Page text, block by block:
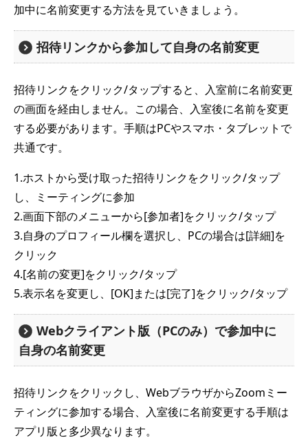
加中に名前変更する方法を見ていきましょう。
招待リンクから参加して自身の名前変更
招待リンクをクリック/タップすると、入室前に名前変更
の画面を経由しません。この場合、入室後に名前を変更
する必要があります。手順はPCやスマホ・タブレットで
共通です。
1.ホストから受け取った招待リンクをクリック/タップ
し、ミーティングに参加
2.画面下部のメニューから[参加者]をクリック/タップ
3.自身のプロフィール欄を選択し、PCの場合は[詳細]を
クリック
4.[名前の変更]をクリック/タップ
5.表示名を変更し、[OK]または[完了]をクリック/タップ
Webクライアント版（PCのみ）で参加中に
自身の名前変更
招待リンクをクリックし、WebブラウザからZoomミー
ティングに参加する場合、入室後に名前変更する手順は
アプリ版と多少異なります。